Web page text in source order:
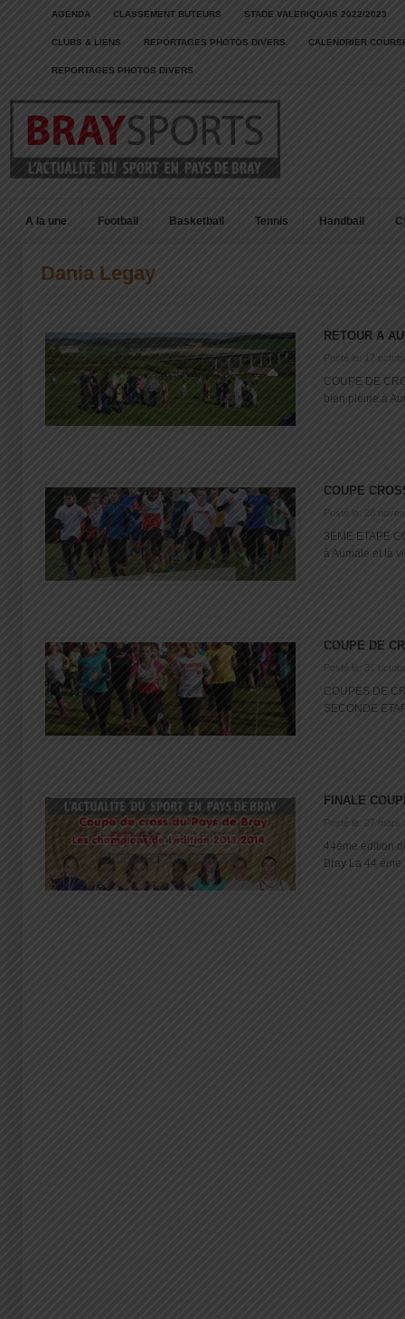
AGENDA CLASSEMENT BUTEURS STADE VALERIQUAIS 2022/2023
CLUBS & LIENS REPORTAGES PHOTOS DIVERS CALENDRIER
REPORTAGES PHOTOS DIVERS
A la une Football Basketball Tennis Handball
Dania Legay
RETOUR A
Posté le: 17
COUPE DE
bien pleine à
COUPE
Posté le: 20
3EME ETAPE
à Aumale et la
COUPE DE
Posté le: 31
COUPES DE
SECONDE
FINALE
Posté le: 27 mars
44ème édition
Bray La 44 ème